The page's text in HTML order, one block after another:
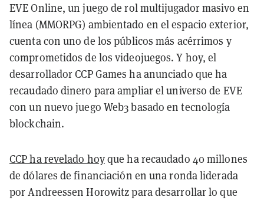
EVE Online, un juego de rol multijugador masivo en
línea (MMORPG) ambientado en el espacio exterior,
cuenta con uno de los públicos más acérrimos y
comprometidos de los videojuegos. Y hoy, el
desarrollador CCP Games ha anunciado que ha
recaudado dinero para ampliar el universo de EVE
con un nuevo juego Web3 basado en tecnología
blockchain.
CCP ha revelado hoyque ha recaudado 40 millones
de dólares de financiación en una ronda liderada
por Andreessen Horowitz para desarrollar lo que